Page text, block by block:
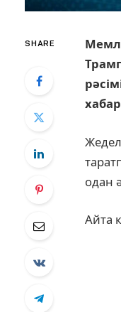
SHARE
одан
Айта